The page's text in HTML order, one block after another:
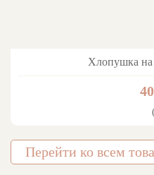
Хлопушка на
Перейти ко всем